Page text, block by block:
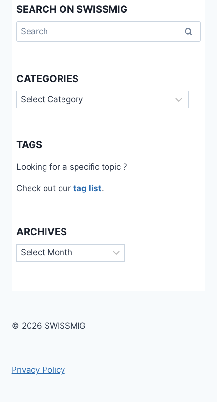
SEARCH ON SWISSMIG
Search
for:
CATEGORIES
Categories
TAGS
Looking for a specific topic ?
Check out our tag list.
ARCHIVES
Archives
© 2026 SWISSMIG
Privacy Policy